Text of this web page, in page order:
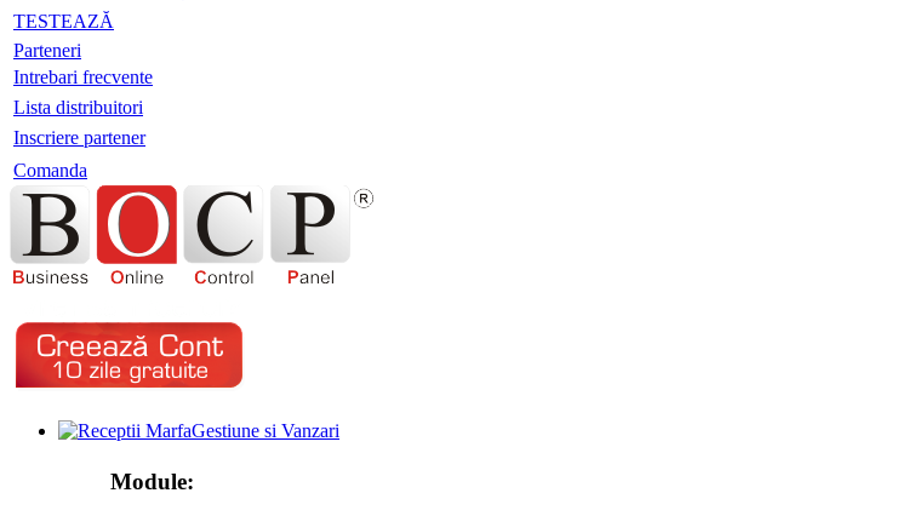
TESTEAZĂ
Parteneri
Intrebari frecvente
Lista distribuitori
Inscriere partener
Comanda
Gestiune si Vanzari
Module: